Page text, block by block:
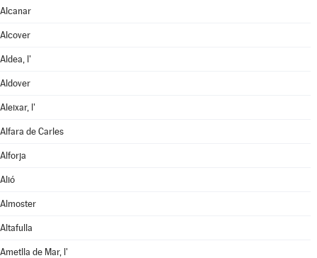
Alcanar
Alcover
Aldea, l'
Aldover
Aleixar, l'
Alfara de Carles
Alforja
Alió
Almoster
Altafulla
Ametlla de Mar, l'